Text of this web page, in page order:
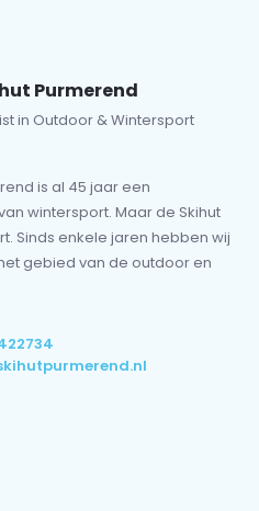
Purmerend
in Outdoor & Wintersport
is al 45 jaar een
wintersport. Maar de Skihut
Sinds enkele jaren hebben wij
gebied van de outdoor en